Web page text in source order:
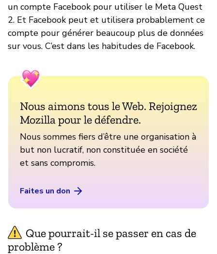
un compte Facebook pour utiliser le Meta Quest
2. Et Facebook peut et utilisera probablement ce
compte pour générer beaucoup plus de données
sur vous. C’est dans les habitudes de Facebook.
Nous aimons tous le Web. Rejoignez
Mozilla pour le défendre.
Nous sommes fiers d’être une organisation à
but non lucratif, non constituée en société
et sans compromis.
Faites un don
Que pourrait-il se passer en cas de
problème ?